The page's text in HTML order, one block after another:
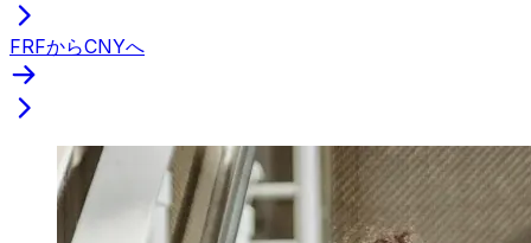
FRFからCNYへ